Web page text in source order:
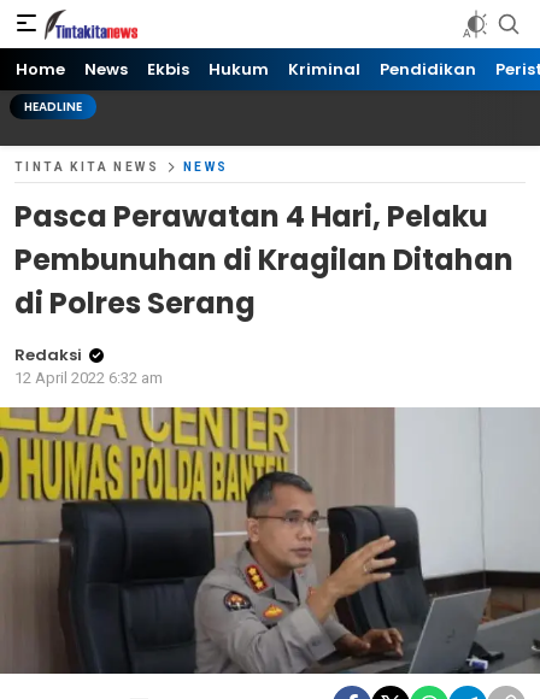
Tinta kita News
Informasi Terkini
Home News Ekbis Hukum Kriminal Pendidikan
HEADLINE
TINTA KITA NEWS NEWS
Pasca Perawatan 4 Hari, Pelaku
Pembunuhan di Kragilan Ditahan
di Polres Serang
Redaksi
12 April 2022 6:32 am